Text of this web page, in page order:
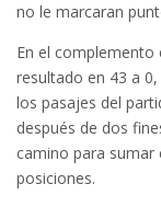
no le marcaran
En el complemento
resultado en 43 a
los pasajes del
después de dos
camino para
posiciones.